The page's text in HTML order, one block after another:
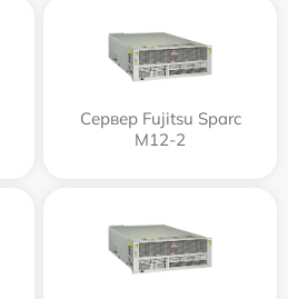
Сервер Fujitsu Sparc
M12-2